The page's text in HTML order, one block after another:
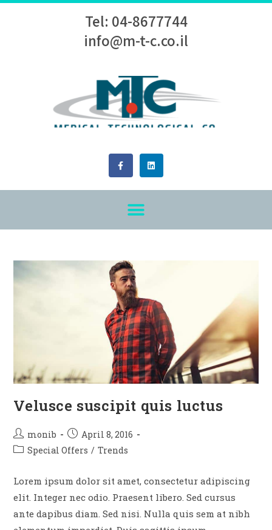
Tel: 04-8677744
info@m-t-c.co.il
Velusce suscipit quis luctus
monib
April 8, 2016
Special Offers / Trends
Lorem ipsum dolor sit amet, consectetur adipiscing
elit. Integer nec odio. Praesent libero. Sed cursus
ante dapibus diam. Sed nisi. Nulla quis sem at nibh